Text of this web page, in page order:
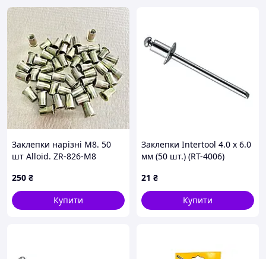
Заклепки нарізні М8. 50
шт Alloid. ZR-826-M8
250 ₴
Купити
Заклепки Intertool 4.0 х 6.0
мм (50 шт.) (RT-4006)
21 ₴
Купити